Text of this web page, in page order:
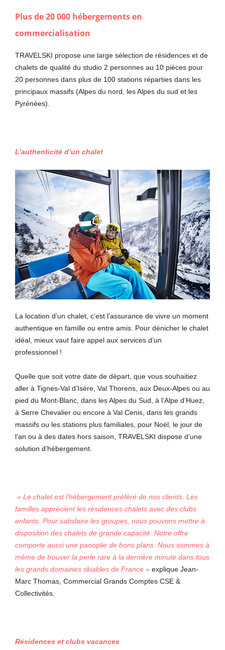
Plus de 20 000 hébergements en
commercialisation
TRAVELSKI propose une large sélection de résidences et de
chalets de qualité du studio 2 personnes au 10 pièces pour
20 personnes dans plus de 100 stations réparties dans les
principaux massifs (Alpes du nord, les Alpes du sud et les
Pyrénées).
L’authenticité d’un chalet
La location d’un chalet, c’est l’assurance de vivre un moment
authentique en famille ou entre amis. Pour dénicher le chalet
idéal, mieux vaut faire appel aux services d’un
professionnel !
Quelle que soit votre date de départ, que vous souhaitiez
aller à Tignes-Val d’Isère, Val Thorens, aux Deux-Alpes ou au
pied du Mont-Blanc, dans les Alpes du Sud, à l’Alpe d’Huez,
à Serre Chevalier ou encore à Val Cenis, dans les grands
massifs ou les stations plus familiales, pour Noël, le jour de
l’an ou à des dates hors saison, TRAVELSKI dispose d’une
solution d’hébergement.
« Le chalet est l’hébergement préféré de nos clients. Les
familles apprécient les résidences chalets avec des clubs
enfants. Pour satisfaire les groupes, nous pouvons mettre à
disposition des chalets de grande capacité. Notre offre
comporte aussi une panoplie de bons plans. Nous sommes à
même de trouver la perle rare à la dernière minute dans tous
les grands domaines skiables de France » explique Jean-
Marc Thomas, Commercial Grands Comptes CSE &
Collectivités.
Résidences et clubs vacances